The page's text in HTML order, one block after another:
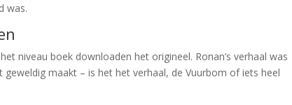
was.
niveau boek downloaden het origineel. Ronan’s verhaal was
maakt – is het het verhaal, de Vuurbom of iets heel